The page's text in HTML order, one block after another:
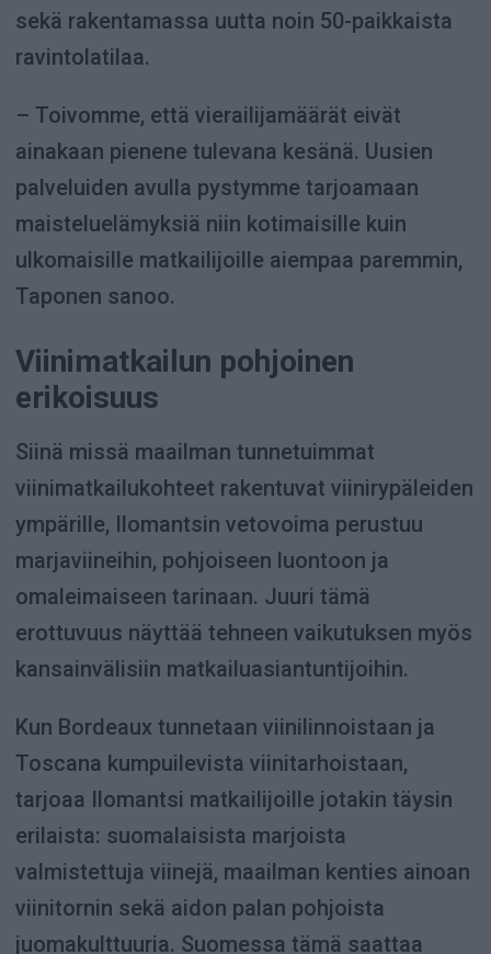
sekä rakentamassa uutta noin 50-paikkaista
ravintolatilaa.
– Toivomme, että vierailijamäärät eivät
ainakaan pienene tulevana kesänä. Uusien
palveluiden avulla pystymme tarjoamaan
maisteluelämyksiä niin kotimaisille kuin
ulkomaisille matkailijoille aiempaa paremmin,
Taponen sanoo.
Viinimatkailun pohjoinen
erikoisuus
Siinä missä maailman tunnetuimmat
viinimatkailukohteet rakentuvat viinirypäleiden
ympärille, Ilomantsin vetovoima perustuu
marjaviineihin, pohjoiseen luontoon ja
omaleimaiseen tarinaan. Juuri tämä
erottuvuus näyttää tehneen vaikutuksen myös
kansainvälisiin matkailuasiantuntijoihin.
Kun Bordeaux tunnetaan viinilinnoistaan ja
Toscana kumpuilevista viinitarhoistaan,
tarjoaa Ilomantsi matkailijoille jotakin täysin
erilaista: suomalaisista marjoista
valmistettuja viinejä, maailman kenties ainoan
viinitornin sekä aidon palan pohjoista
juomakulttuuria. Suomessa tämä saattaa